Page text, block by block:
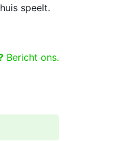
speelt.
Bericht ons.